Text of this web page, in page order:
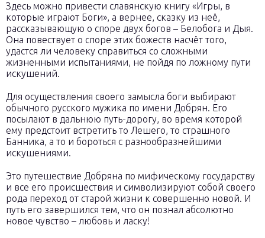
Здесь можно привести славянскую книгу «Игры, в
которые играют Боги», а вернее, сказку из неё,
рассказывающую о споре двух богов – Белобога и Дыя.
Она повествует о споре этих божеств насчёт того,
удастся ли человеку справиться со сложными
жизненными испытаниями, не пойдя по ложному пути
искушений.
Для осуществления своего замысла боги выбирают
обычного русского мужика по имени Добрян. Его
посылают в дальнюю путь-дорогу, во время которой
ему предстоит встретить то Лешего, то страшного
Банника, а то и бороться с разнообразнейшими
искушениями.
Это путешествие Добряна по мифическому государству
и все его происшествия и символизируют собой своего
рода переход от старой жизни к совершенно новой. И
путь его завершился тем, что он познал абсолютно
новое чувство – любовь и ласку!